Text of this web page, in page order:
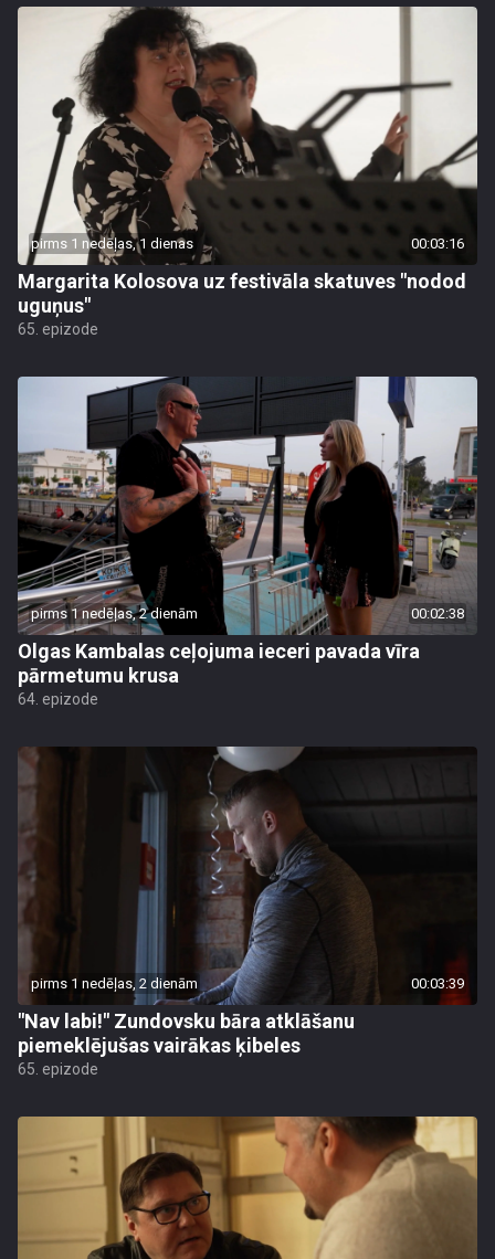
pirms 1 nedēļas, 1 dienas 00:03:16
Margarita Kolosova uz festivāla skatuves "nodod
uguņus"
65. epizode
pirms 1 nedēļas, 2 dienām 00:02:38
Olgas Kambalas ceļojuma ieceri pavada vīra
pārmetumu krusa
64. epizode
pirms 1 nedēļas, 2 dienām 00:03:39
"Nav labi!" Zundovsku bāra atklāšanu
piemeklējušas vairākas ķibeles
65. epizode